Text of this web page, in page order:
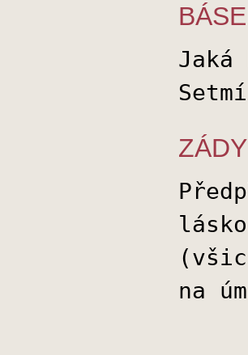
Jaká
na